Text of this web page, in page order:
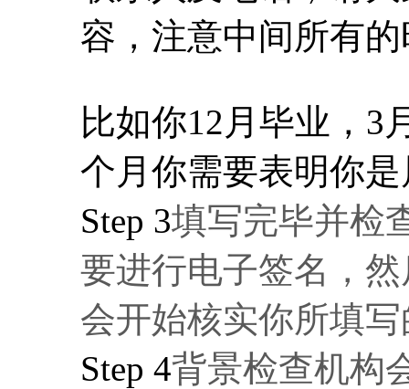
容，注意中间所有
比如你12月毕业，3
个月你需要表明你是
Step 3填写完毕并检
要进行电子签名，
会开始核实你所填
Step 4背景检查机构